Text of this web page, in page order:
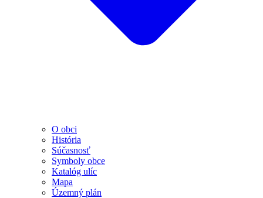
O obci
História
Súčasnosť
Symboly obce
Katalóg ulíc
Mapa
Územný plán